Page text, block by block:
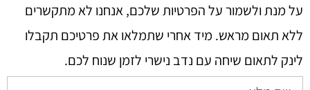
על מנת ולשמור על הפרטיות שלכם, אנחנו לא מתקשרים
ללא תאום מראש. מיד אחרי שתמלאו את פרטיכם תקבלו
לינק לתאום שיחה עם נדב נישרי לזמן שנוח לכם.​